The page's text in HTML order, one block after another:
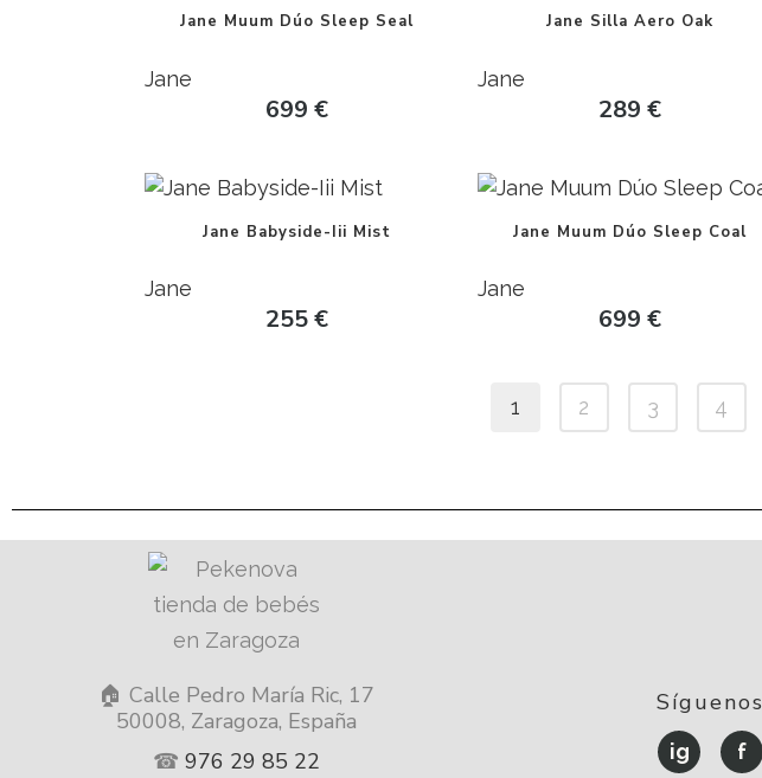
Jane Muum Dúo Sleep Seal
Jane
699 €
Jane Silla Aero Oak
Jane
289 €
Jane Babyside-Iii Mist
Jane
255€
Jane Muum Dúo Sleep Coal
Jane
699 €
1 2 3 4
🏠 Calle Pedro María Ric, 17
50008, Zaragoza, España
☎976 29 85 22
Síguenos
ig f